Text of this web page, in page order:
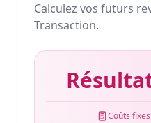
Calculez vos futurs
Transaction.
Coûts